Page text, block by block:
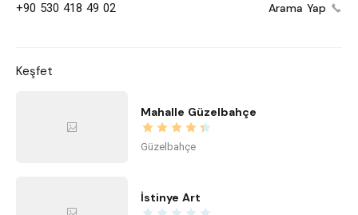
+90 530 418 49 02 Arama Yap
Keşfet
Mahalle Güzelbahçe
Güzelbahçe
İstinye Art